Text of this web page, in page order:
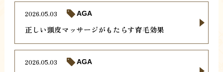
正しい頭皮マッサージがもたらす育毛効果
2026.05.03 AGA
2026.05.03 AGA